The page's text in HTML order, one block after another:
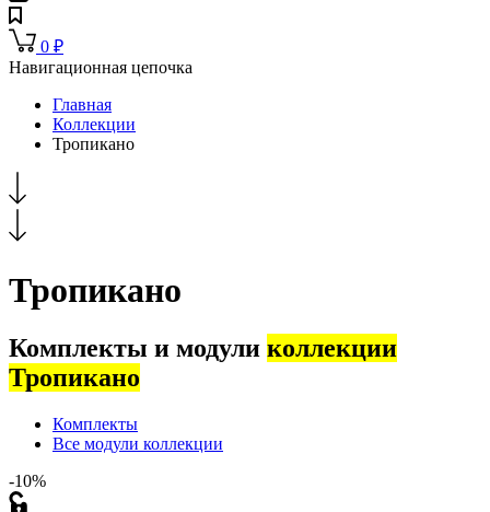
0 ₽
Навигационная цепочка
Главная
Коллекции
Тропикано
Тропикано
Комплекты и модули коллекции
Тропикано
Комплекты
Все модули коллекции
-10%